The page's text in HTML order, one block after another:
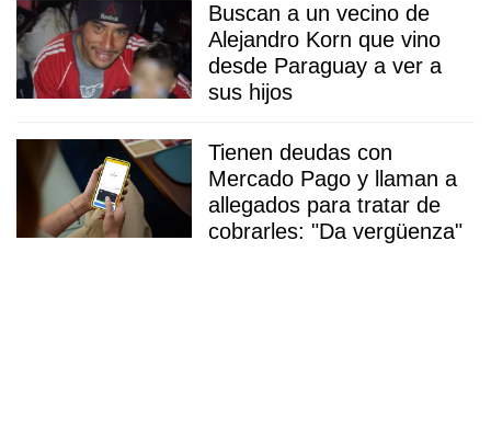
Buscan a un vecino de
Alejandro Korn que vino
desde Paraguay a ver a
sus hijos
Tienen deudas con
Mercado Pago y llaman a
allegados para tratar de
cobrarles: "Da vergüenza"